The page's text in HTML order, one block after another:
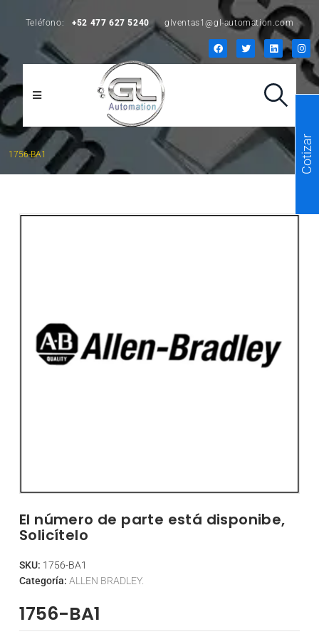
Teléfono: +52 477 627 5240 glventas1@gl-automation.com
1756-BA1
El número de parte está disponibe,
Solicítelo
SKU: 1756-BA1
Categoría: ALLEN BRADLEY.
1756-BA1
Cotizar